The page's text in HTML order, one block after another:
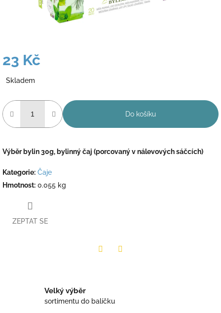
23 Kč
cena:
Skladem
Do košíku
Výběr bylin 30g, bylinný čaj (porcovaný v nálevových sáčcích)
Kategorie: Čaje
Hmotnost: 0.055 kg
ZEPTAT SE
Velký výběr
sortimentu do balíčku